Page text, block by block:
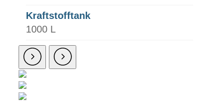
Kraftstofftank
1000 L